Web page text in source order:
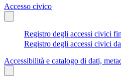
Accesso civico
Registro degli accessi civici
Registro degli accessi civici
Accessibilità e catalogo di dati,